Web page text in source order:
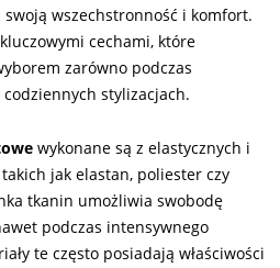
wszechstronność i komfort.
cechami, które
zarówno podczas
stylizacjach.
wykonane są z elastycznych i
jak elastan, poliester czy
tkanin umożliwia swobodę
podczas intensywnego
te często posiadają właściwości